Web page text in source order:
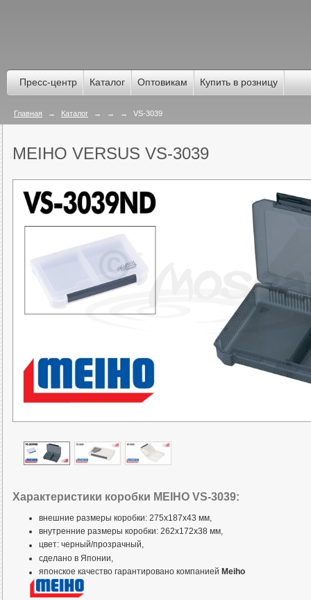
Пресс-центр Каталог Оптовикам Купить в розницу
Главная → Каталог → → → VS-3039
MEIHO VERSUS VS-3039
Характеристики коробки MEIHO VS-3039:
внешние размеры коробки: 275x187x43 мм,
внутренние размеры коробки: 262x172x38 мм,
цвет: черный/прозрачный,
сделано в Японии,
японское качество гарантировано компанией Meiho